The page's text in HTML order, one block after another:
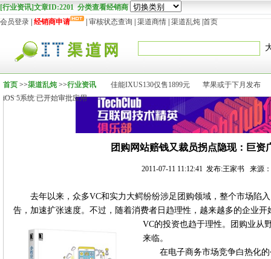
[行业资讯]文章ID:2201 分类查看经销商
会员登录 经销商申请 审核状态查询 渠道商情 渠道乱炖 首页
首页 >>渠道乱炖>>行业资讯 佳能IXUS130仅售1899元
苹果或于下月发布
iOS 5系统 已开始审批应用
团购网站赔钱又裁员拐点隐现：巨资
2011-07-11 11:12:41 发布:王家书 来源
去年以来，众多VC和实力大鳄纷纷涉足团购领域，整个市场陷
告，加速扩张速度。不过，随着消费者日趋理性，越来越多的企业
VC的投资也趋于理性。团购业从
来临。
在电子商务市场竞争白热化